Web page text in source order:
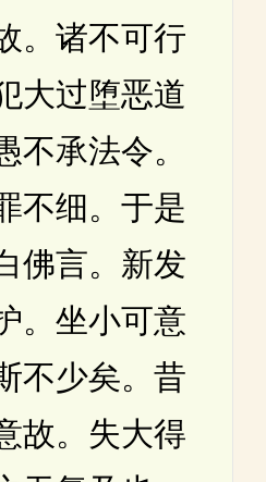
。诸不可行
大过堕恶道
不承法令。
不细。于是
佛言。新发
。坐小可意
不少矣。昔
故。失大得